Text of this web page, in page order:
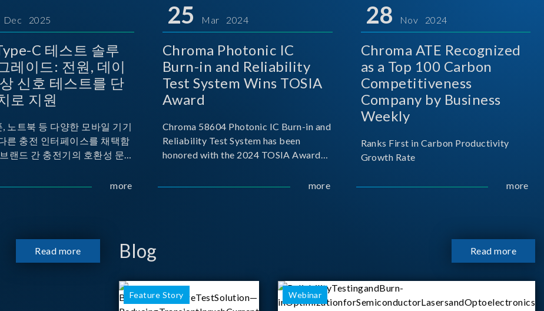
Dec 2025
C 테스트 솔루
레이드: 전원, 데이
신호 테스트를 단
로 지원
, 노트북 등 다양한 모바일 기기
른 충전 인터페이스를 채택함
랜드 간 충전기의 호환성 문제
Forum)는 USB Power
습니다. 스마트폰, 디지털 카메
기기, 외장 스토리지, 노트북,
more
25 Mar 2024
Chroma Photonic IC
Burn-in and Reliability
Test System Wins TOSIA
Award
Chroma 58604 Photonic IC Burn-in and
Reliability Test System has been
honored with the 2024 TOSIA Award
more
28 Nov 2024
Chroma ATE Recognized
as a Top 100 Carbon
Competitiveness
Company by Business
Weekly
Ranks First in Carbon Productivity
Growth Rate
more
Read more Blog Read more
Feature Story Webinar